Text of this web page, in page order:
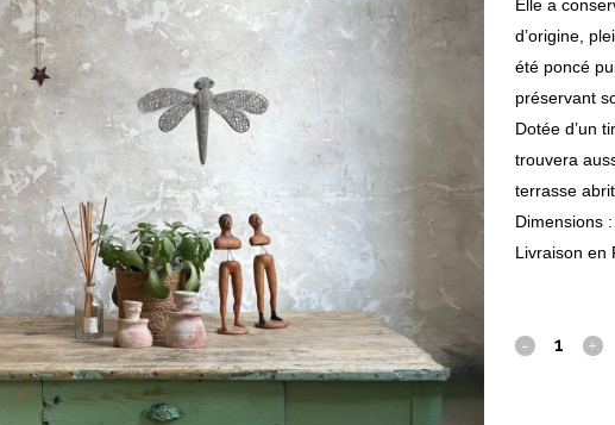
Elle a
d’origine,
été poncé
préservant
Dotée d’un
trouvera
terrasse
Dimensions
Livraison en